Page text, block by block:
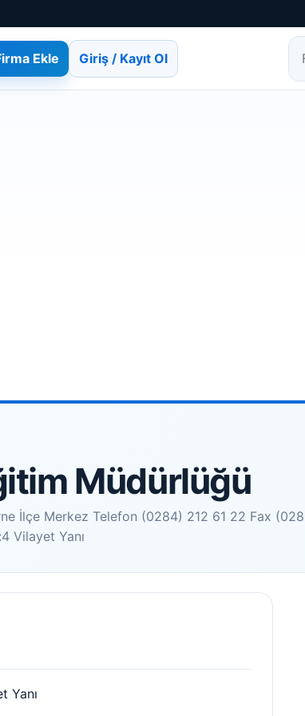
Ekle Giriş / Kayıt Ol
Müdürlüğü
İlçe Merkez Telefon (0284) 212 61 22 Fax
Vilayet Yanı
Yanı